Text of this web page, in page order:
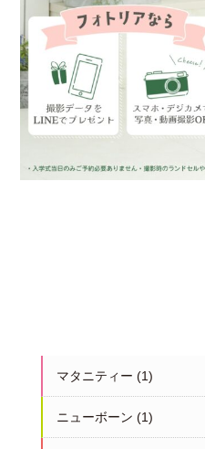
マタニティー (1)
ニューボーン (1)